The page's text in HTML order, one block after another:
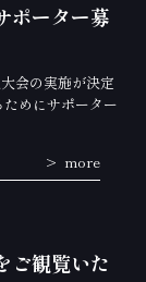
ポーター募
会の実施が決定
めにサポーター
more
ご観覧いた